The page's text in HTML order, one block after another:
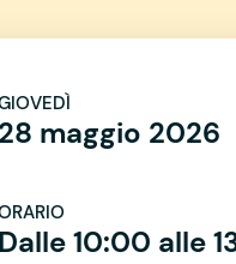
maggio 2026
10:00 alle